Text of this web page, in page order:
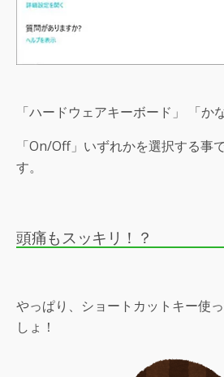
「ハードウェアキーボード」 「か
「On/Off」いずれかを選択する事
す。
頭痛もスッキリ！？
やっぱり、ショートカットキー使
しょ！